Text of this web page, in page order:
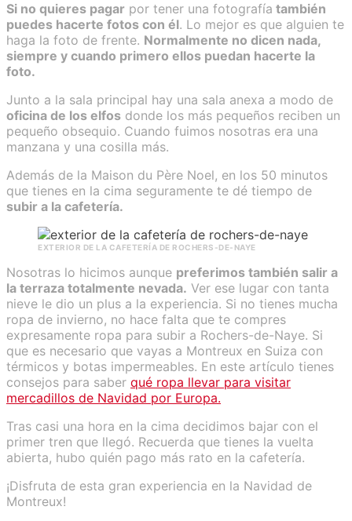
Si no quieres pagar por tener una fotografía también
puedes hacerte fotos con él. Lo mejor es que alguien te
haga la foto de frente. Normalmente no dicen nada,
siempre y cuando primero ellos puedan hacerte la
foto.
Junto a la sala principal hay una sala anexa a modo de
oficina de los elfos donde los más pequeños reciben un
pequeño obsequio. Cuando fuimos nosotras era una
manzana y una cosilla más.
Además de la Maison du Père Noel, en los 50 minutos
que tienes en la cima seguramente te dé tiempo de
subir a la cafetería.
EXTERIOR DE LA CAFETERÍA DE ROCHERS-DE-NAYE
Nosotras lo hicimos aunque preferimos también salir a
la terraza totalmente nevada. Ver ese lugar con tanta
nieve le dio un plus a la experiencia. Si no tienes mucha
ropa de invierno, no hace falta que te compres
expresamente ropa para subir a Rochers-de-Naye. Si
que es necesario que vayas a Montreux en Suiza con
térmicos y botas impermeables. En este artículo tienes
consejos para saber qué ropa llevar para visitar
mercadillos de Navidad por Europa.
Tras casi una hora en la cima decidimos bajar con el
primer tren que llegó. Recuerda que tienes la vuelta
abierta, hubo quién pago más rato en la cafetería.
¡Disfruta de esta gran experiencia en la Navidad de
Montreux!